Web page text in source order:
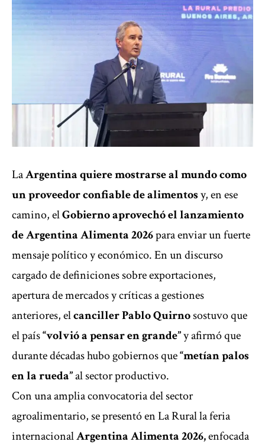
LaArgentina quiere mostrarse al mundo como
un proveedor confiable de alimentosy, en ese
camino, elGobierno aprovechó el lanzamiento
de Argentina Alimenta 2026para enviar un fuerte
mensaje político y económico. En un discurso
cargado de definiciones sobre exportaciones,
apertura de mercados y críticas a gestiones
anteriores, elcanciller Pablo Quirnosostuvo que
el país“volvió a pensar en grande”y afirmó que
durante décadas hubo gobiernos que“metían palos
en la rueda”al sector productivo.
Con una amplia convocatoria del sector
agroalimentario, se presentó en La Rural la feria
internacionalArgentina Alimenta 2026,enfocada